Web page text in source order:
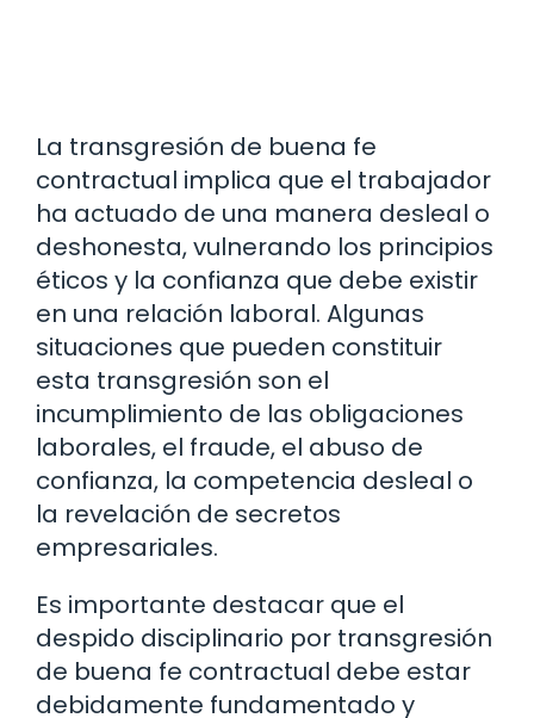
La transgresión de buena fe
contractual implica que el trabajador
ha actuado de una manera desleal o
deshonesta, vulnerando los principios
éticos y la confianza que debe existir
en una relación laboral. Algunas
situaciones que pueden constituir
esta transgresión son el
incumplimiento de las obligaciones
laborales, el fraude, el abuso de
confianza, la competencia desleal o
la revelación de secretos
empresariales.
Es importante destacar que el
despido disciplinario por transgresión
de buena fe contractual debe estar
debidamente fundamentado y